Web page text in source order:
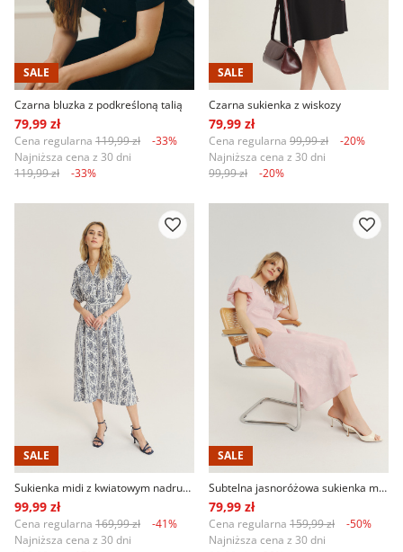
SALE
Czarna bluzka z podkreśloną talią
79,99 zł
Cena regularna 119,99 zł
-33%
Najniższa cena z 30 dni
119,99 zł
-33%
SALE
Czarna sukienka z wiskozy
79,99 zł
Cena regularna 99,99 zł
-20%
Najniższa cena z 30 dni
99,99 zł
-20%
SALE
99,99 zł
Cena regularna 169,99 zł
-41%
Najniższa cena z 30 dni
SALE
79,99 zł
Cena regularna 159,99 zł
-50%
Najniższa cena z 30 dni